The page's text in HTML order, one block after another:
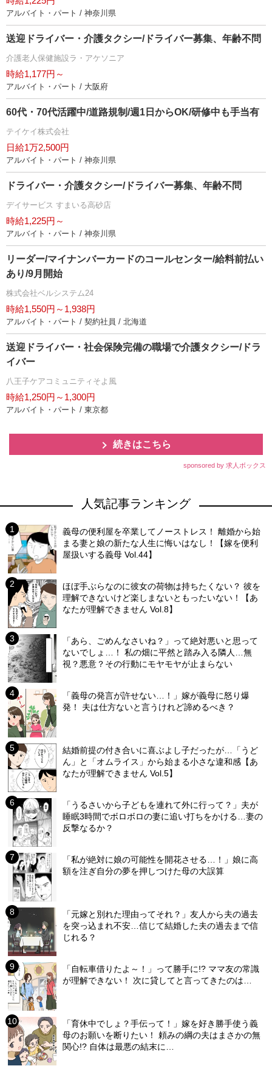
アルバイト・パート / 神奈川県
送迎ドライバー・介護タクシー/ドライバー募集、年齢不問
介護老人保健施設ラ・アケソニア
時給1,177円～
アルバイト・パート / 大阪府
60代・70代活躍中/道路規制/週1日からOK/研修中も手当有
テイケイ株式会社
日給1万2,500円
アルバイト・パート / 神奈川県
ドライバー・介護タクシー/ドライバー募集、年齢不問
デイサービス すまいる高砂店
時給1,225円～
アルバイト・パート / 神奈川県
リーダー/マイナンバーカードのコールセンター/給料前払い
あり/9月開始
株式会社ベルシステム24
時給1,550円～1,938円
アルバイト・パート / 契約社員 / 北海道
送迎ドライバー・社会保険完備の職場で介護タクシー/ドラ
イバー
八王子ケアコミュニティそよ風
時給1,250円～1,300円
アルバイト・パート / 東京都
続きはこちら
sponsored by 求人ボックス
人気記事ランキング
義母の便利屋を卒業してノーストレス！ 離婚から始
まる妻と娘の新たな人生に悔いはなし！【嫁を便利
屋扱いする義母 Vol.44】
ほぼ手ぶらなのに彼女の荷物は持ちたくない？ 彼を
理解できないけど楽しまないともったいない！【あ
なたが理解できません Vol.8】
「あら、ごめんなさいね？」って絶対悪いと思って
ないでしょ…！ 私の畑に平然と踏み入る隣人…無
視？悪意？その行動にモヤモヤが止まらない
「義母の発言が許せない…！」嫁が義母に怒り爆
発！ 夫は仕方ないと言うけれど諦めるべき？
結婚前提の付き合いに喜ぶよし子だったが…「うど
ん」と「オムライス」から始まる小さな違和感【あ
なたが理解できません Vol.5】
「うるさいから子どもを連れて外に行って？」夫が
睡眠3時間でボロボロの妻に追い打ちをかける…妻の
反撃なるか？
「私が絶対に娘の可能性を開花させる…！」娘に高
額を注ぎ自分の夢を押しつけた母の大誤算
「元嫁と別れた理由ってそれ？」友人から夫の過去
を突っ込まれ不安…信じて結婚した夫の過去まで信
じれる？
「自転車借りたよ～！」って勝手に!? ママ友の常識
が理解できない！ 次に貸してと言ってきたのは…
「育休中でしょ？手伝って！」嫁を好き勝手使う義
母のお願いを断りたい！ 頼みの綱の夫はまさかの無
関心!? 自体は最悪の結末に…